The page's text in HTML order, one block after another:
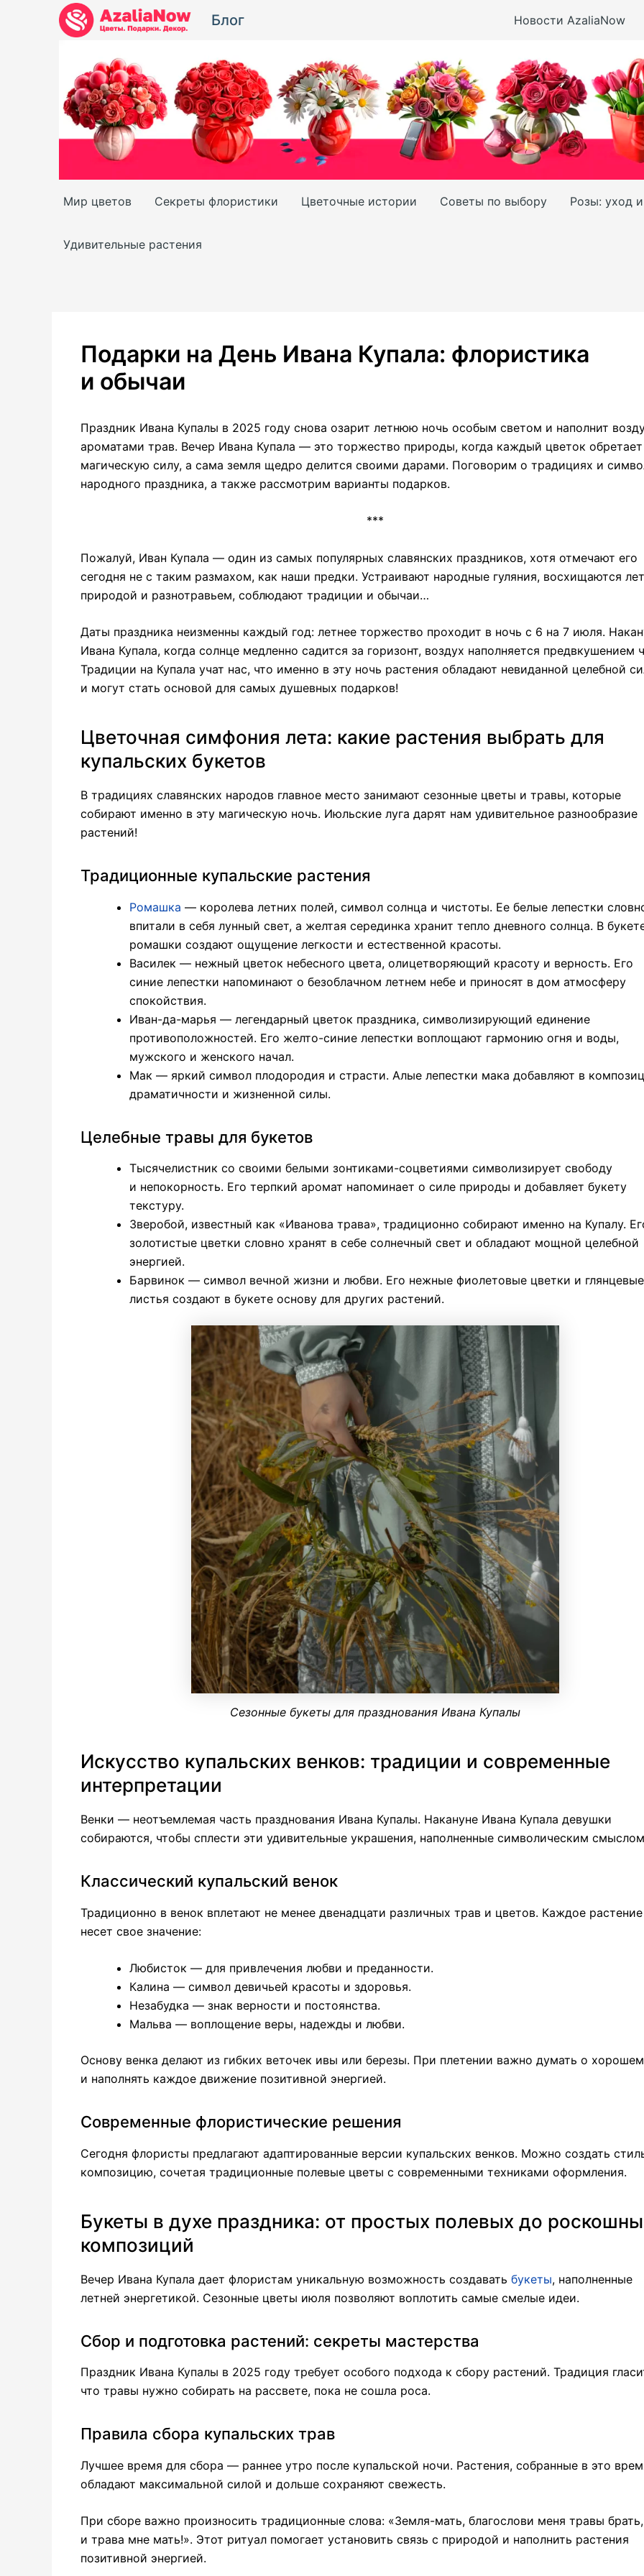
Блог Новости AzaliaNow
Мир цветов Секреты флористики Цветочные истории Советы по выбору Розы: уход
Удивительные растения
Подарки на День Ивана Купала: флористика
и обычаи
Праздник Ивана Купалы в 2025 году снова озарит летнюю ночь особым светом и наполнит
ароматами трав. Вечер Ивана Купала — это торжество природы, когда каждый цветок обретает
магическую силу, а сама земля щедро делится своими дарами. Поговорим о традициях и
народного праздника, а также рассмотрим варианты подарков.
***
Пожалуй, Иван Купала — один из самых популярных славянских праздников, хотя отмечают его
сегодня не с таким размахом, как наши предки. Устраивают народные гуляния, восхищаются
природой и разнотравьем, соблюдают традиции и обычаи…
Даты праздника неизменны каждый год: летнее торжество проходит в ночь с 6 на 7 июля.
Ивана Купала, когда солнце медленно садится за горизонт, воздух наполняется предвкушением
Традиции на Купала учат нас, что именно в эту ночь растения обладают невиданной целебной
и могут стать основой для самых душевных подарков!
Цветочная симфония лета: какие растения выбрать для
купальских букетов
В традициях славянских народов главное место занимают сезонные цветы и травы, которые
собирают именно в эту магическую ночь. Июльские луга дарят нам удивительное разнообразие
растений!
Традиционные купальские растения
Ромашка — королева летних полей, символ солнца и чистоты. Ее белые лепестки
впитали в себя лунный свет, а желтая серединка хранит тепло дневного солнца. В
ромашки создают ощущение легкости и естественной красоты.
Василек — нежный цветок небесного цвета, олицетворяющий красоту и верность. Его
синие лепестки напоминают о безоблачном летнем небе и приносят в дом атмосферу
спокойствия.
Иван-да-марья — легендарный цветок праздника, символизирующий единение
противоположностей. Его желто-синие лепестки воплощают гармонию огня и воды,
мужского и женского начал.
Мак — яркий символ плодородия и страсти. Алые лепестки мака добавляют в
драматичности и жизненной силы.
Целебные травы для букетов
Тысячелистник со своими белыми зонтиками-соцветиями символизирует свободу
и непокорность. Его терпкий аромат напоминает о силе природы и добавляет букету
текстуру.
Зверобой, известный как «Иванова трава», традиционно собирают именно на Купалу.
золотистые цветки словно хранят в себе солнечный свет и обладают мощной целебной
энергией.
Барвинок — символ вечной жизни и любви. Его нежные фиолетовые цветки и глянцевые
листья создают в букете основу для других растений.
Сезонные букеты для празднования Ивана Купалы
Искусство купальских венков: традиции и современные
интерпретации
Венки — неотъемлемая часть празднования Ивана Купалы. Накануне Ивана Купала девушки
собираются, чтобы сплести эти удивительные украшения, наполненные символическим
Классический купальский венок
Традиционно в венок вплетают не менее двенадцати различных трав и цветов. Каждое растение
несет свое значение:
Любисток — для привлечения любви и преданности.
Калина — символ девичьей красоты и здоровья.
Незабудка — знак верности и постоянства.
Мальва — воплощение веры, надежды и любви.
Основу венка делают из гибких веточек ивы или березы. При плетении важно думать о хорошем
и наполнять каждое движение позитивной энергией.
Современные флористические решения
Сегодня флористы предлагают адаптированные версии купальских венков. Можно создать
композицию, сочетая традиционные полевые цветы с современными техниками оформления.
Букеты в духе праздника: от простых полевых до
композиций
Вечер Ивана Купала дает флористам уникальную возможность создавать букеты, наполненные
летней энергетикой. Сезонные цветы июля позволяют воплотить самые смелые идеи.
Сбор и подготовка растений: секреты мастерства
Праздник Ивана Купалы в 2025 году требует особого подхода к сбору растений. Традиция
что травы нужно собирать на рассвете, пока не сошла роса.
Правила сбора купальских трав
Лучшее время для сбора — раннее утро после купальской ночи. Растения, собранные в это
обладают максимальной силой и дольше сохраняют свежесть.
При сборе важно произносить традиционные слова: «Земля-мать, благослови меня травы брать,
и трава мне мать!». Этот ритуал помогает установить связь с природой и наполнить растения
позитивной энергией.